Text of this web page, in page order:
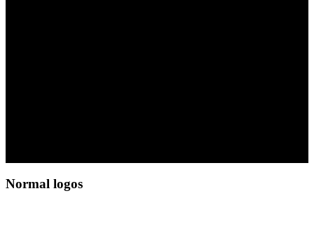
Normal logos